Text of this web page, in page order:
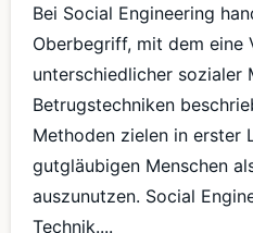
Bei Social Engineering
Oberbegriff, mit dem eine
unterschiedlicher sozialer
Betrugstechniken
Methoden zielen in erster
gutgläubigen Menschen
auszunutzen. Social
Technik....